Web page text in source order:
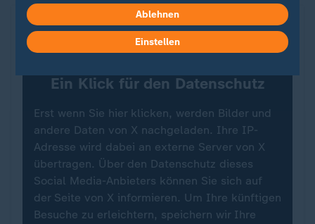
Erklärung von TikTok (USA) auf X
Ein Klick für den Datenschutz
Erst wenn Sie hier klicken, werden Bilder und
andere Daten von X nachgeladen. Ihre IP-
Adresse wird dabei an externe Server von X
übertragen. Über den Datenschutz dieses
Social Media-Anbieters können Sie sich auf
der Seite von X informieren. Um Ihre künftigen
Besuche zu erleichtern, speichern wir Ihre
Ablehnen
Einstellen